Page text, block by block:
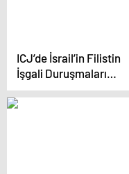
ICJ’de İsrail’in Filistin
İşgali Duruşmaları
Başladı